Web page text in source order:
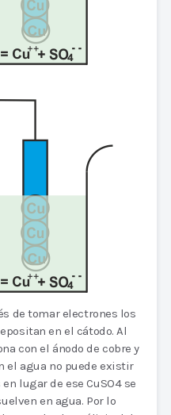
de tomar electrones los
en el cátodo. Al
con el ánodo de cobre y
el agua no puede existir
lugar de ese CuSO4 se
en agua. Por lo